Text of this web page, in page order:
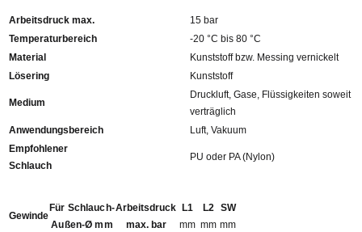
Arbeitsdruck max.
15 bar
Temperaturbereich
-20 °C bis 80 °C
Material
Kunststoff bzw. Messing vernickelt
Lösering
Kunststoff
Medium
Druckluft, Gase, Flüssigkeiten soweit
verträglich
Anwendungsbereich
Luft, Vakuum
Empfohlener
Schlauch
PU oder PA (Nylon)
Gewinde
Für Schlauch-
Außen-Ø mm
Arbeitsdruck
max. bar
L1
mm
L2
mm
SW
mm